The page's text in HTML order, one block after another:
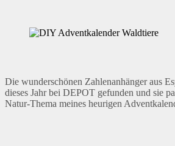
Die wunderschönen Zahlenanhänger aus
dieses Jahr bei DEPOT gefunden und sie
Natur-Thema meines heurigen